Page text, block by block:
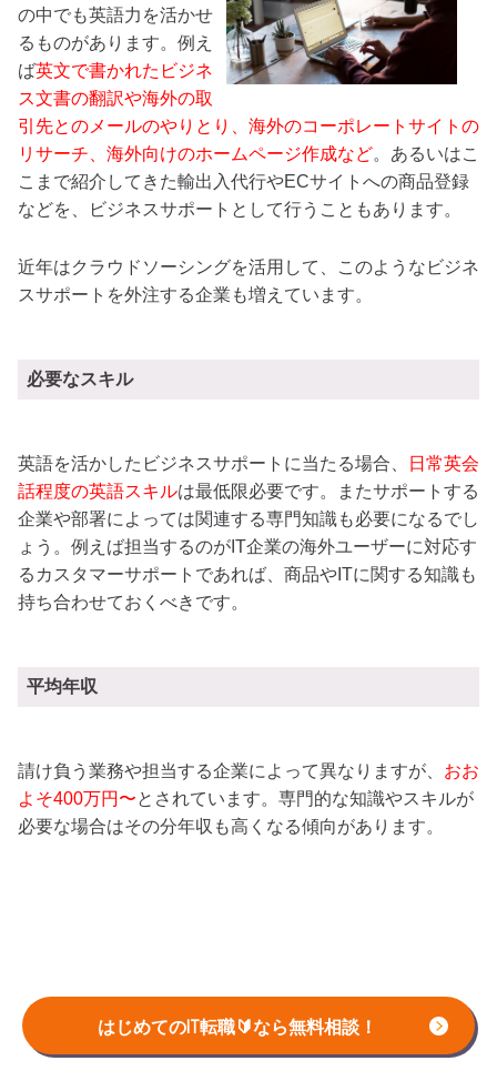
はじめてのIT転職🔰なら無料相談！
の中でも英語力を活かせ
るものがあります。例え
ば英文で書かれたビジネ
ス文書の翻訳や海外の取
引先とのメールのやりとり、海外のコーポレートサイトの
リサーチ、海外向けのホームページ作成など。あるいはこ
こまで紹介してきた輸出入代行やECサイトへの商品登録
などを、ビジネスサポートとして行うこともあります。
近年はクラウドソーシングを活用して、このようなビジネ
スサポートを外注する企業も増えています。
必要なスキル
英語を活かしたビジネスサポートに当たる場合、
日常英会
話程度の英語スキルは最低限必要です。またサポートする
企業や部署によっては関連する専門知識も必要になるでし
ょう。例えば担当するのがIT企業の海外ユーザーに対応す
るカスタマーサポートであれば、商品やITに関する知識も
持ち合わせておくべきです。
平均年収
請け負う業務や担当する企業によって異なりますが、 おお
よそ400万円〜とされています。専門的な知識やスキルが
必要な場合はその分年収も高くなる傾向があります。